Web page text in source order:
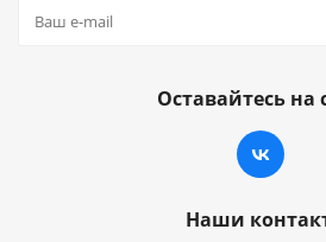
Оставайтесь на
Наши